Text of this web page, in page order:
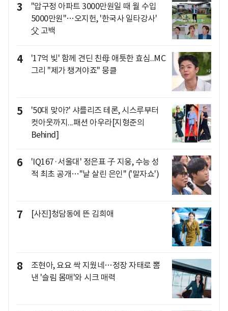
3
"압구정 아파트 3000만원일 때 월 수입
5000만원"…오지헌, '한국사 일타강사'
父 고백
4
'17억 빚' 함께 견딘 친母 애틋한 효심..MC
그리 "제가 챙겨야죠" 뭉클
5
'50대 맞아?' 샤를리즈 테론, 시스루부터
컷아웃까지...패션 아우라[지형준의
Behind]
6
'IQ167·서울대' 정은표 子 지웅, 수능 성
적 최초 공개…"날 살린 은인" ('말자쇼')
7 [사진]청담동에 뜬 김희애
8
조현아, 요요 싹 지웠네…정장 자태로 뽐
낸 '슬림 몸매'와 시크 매력